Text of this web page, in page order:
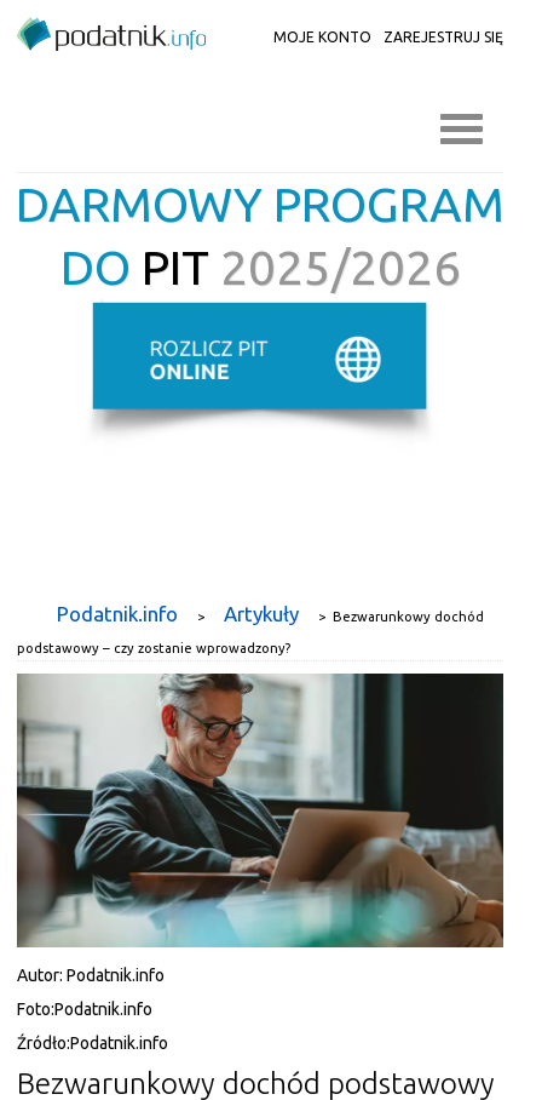
MOJE KONTO ZAREJESTRUJ SIĘ
DARMOWY PROGRAM
DO PIT 2025/2026
Podatnik.info > Artykuły > Bezwarunkowy dochód
podstawowy – czy zostanie wprowadzony?
Autor: Podatnik.info
Foto:Podatnik.info
Źródło:Podatnik.info
Bezwarunkowy dochód podstawowy